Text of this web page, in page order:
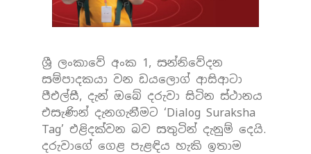
ශ්‍රී ලංකාවේ අංක 1, සන්නිවේදන
සම්පාදකයා වන ඩයලොග් ආසිආටා
පීඑල්සී, දැන් ඔබේ දරුවා සිටින ස්ථානය
එසැණින් දැනගැනීමට ‘Dialog Suraksha
Tag’ එළිදක්වන බව සතුටින් දැනුම් දෙයි.
දරුවාගේ ගෙළ පැළඳිය හැකි ඉතාම